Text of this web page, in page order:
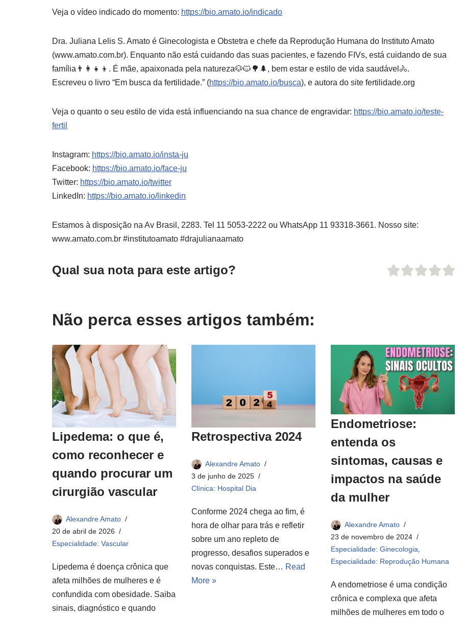
Veja o vídeo indicado do momento: https://bio.amato.io/indicado
Dra. Juliana Lelis S. Amato é Ginecologista e Obstetra e chefe da Reprodução Humana do Instituto Amato
(www.amato.com.br). Enquanto não está cuidando das suas pacientes, e fazendo FIVs, está cuidando de sua
família👨‍👩‍👧‍👦. É mãe, apaixonada pela natureza🐶🐱🌳🌲, bem estar e estilo de vida saudável🚴.
Escreveu o livro “Em busca da fertilidade.” (https://bio.amato.io/busca), e autora do site fertilidade.org
Veja o quanto o seu estilo de vida está influenciando na sua chance de engravidar: https://bio.amato.io/teste-
fertil
Instagram: https://bio.amato.io/insta-ju
Facebook: https://bio.amato.io/face-ju
Twitter: https://bio.amato.io/twitter
LinkedIn: https://bio.amato.io/linkedin
Estamos à disposição na Av Brasil, 2283. Tel 11 5053-2222 ou WhatsApp 11 93318-3661. Nosso site:
www.amato.com.br #institutoamato #drajulianaamato
Qual sua nota para este artigo?
Não perca esses artigos também:
Lipedema: o que é,
como reconhecer e
quando procurar um
cirurgião vascular
Alexandre Amato
20 de abril de 2026
Especialidade: Vascular
Lipedema é doença crônica que
afeta milhões de mulheres e é
confundida com obesidade. Saiba
sinais, diagnóstico e quando
Retrospectiva 2024
Alexandre Amato
3 de junho de 2025
Clínica: Hospital Dia
Conforme 2024 chega ao fim, é
hora de olhar para trás e refletir
sobre um ano repleto de
progresso, desafios superados e
novas conquistas. Este… Read
More »
Endometriose:
entenda os
sintomas, causas e
impactos na saúde
da mulher
Alexandre Amato
23 de novembro de 2024
Especialidade: Ginecologia
Especialidade: Reprodução Humana
A endometriose é uma condição
crônica e complexa que afeta
milhões de mulheres em todo o